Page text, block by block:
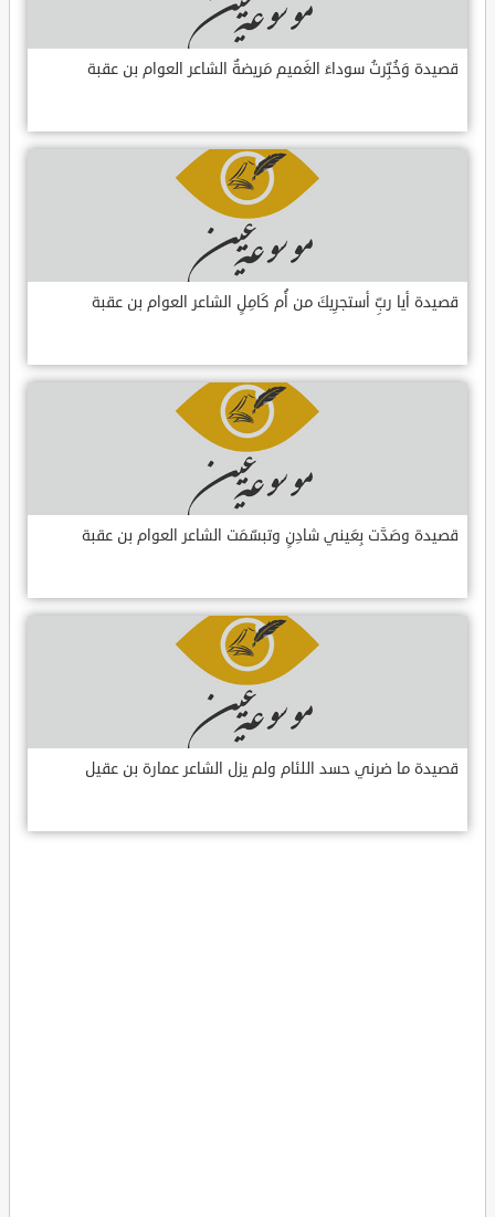
قصيدة وَخُبِّرتُ سوداءَ الغَميم مَريضةٌ الشاعر العوام بن عقبة
قصيدة أيا ربِّ أستجرِيكَ من أُم كَامِلٍ الشاعر العوام بن عقبة
قصيدة وصَدَّت بِعَيني شادِنٍ وتبسّمَت الشاعر العوام بن عقبة
قصيدة ما ضرني حسد اللئام ولم يزل الشاعر عمارة بن عقيل